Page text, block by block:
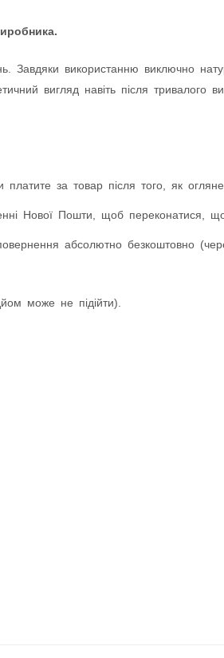
використанню виключно
вигляд навіть після тривалого
за товар після того, як
Нової Пошти, щоб переконатися,
абсолютно безкоштовно
може не підійти).